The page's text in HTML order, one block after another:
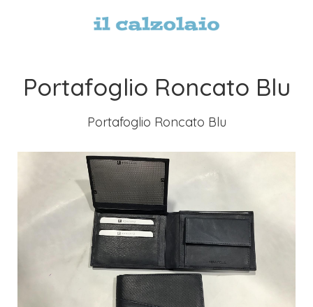
Portafoglio Roncato Blu
Portafoglio Roncato Blu